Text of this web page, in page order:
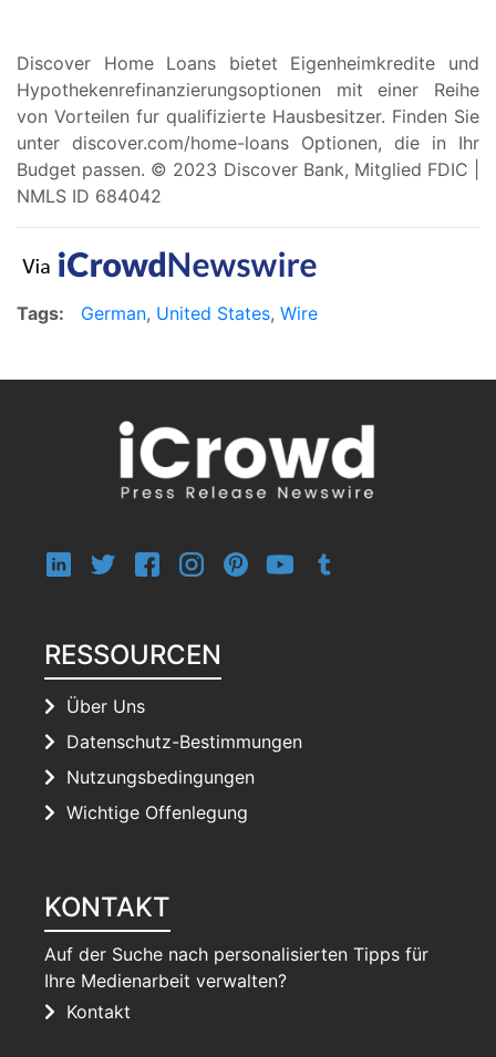
Discover Home Loans bietet Eigenheimkredite und
Hypothekenrefinanzierungsoptionen mit einer Reihe
von Vorteilen fur qualifizierte Hausbesitzer. Finden Sie
unter discover.com/home-loans Optionen, die in Ihr
Budget passen. © 2023 Discover Bank, Mitglied FDIC |
NMLS ID 684042
Tags: German, United States, Wire
RESSOURCEN
Über Uns
Datenschutz-Bestimmungen
Nutzungsbedingungen
Wichtige Offenlegung
KONTAKT
Auf der Suche nach personalisierten Tipps für
Ihre Medienarbeit verwalten?
Kontakt